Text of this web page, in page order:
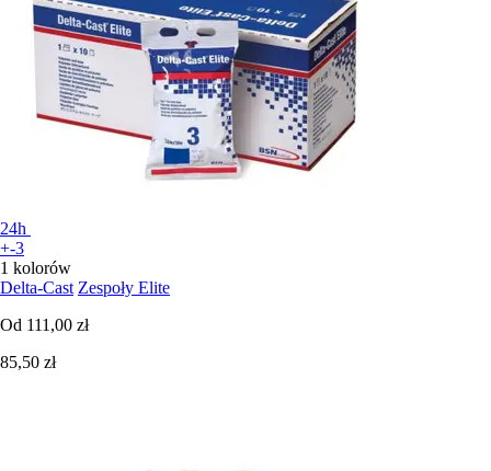
24h
+-3
1 kolorów
Delta-Cast Zespoły Elite
Od 111,00 zł
85,50 zł